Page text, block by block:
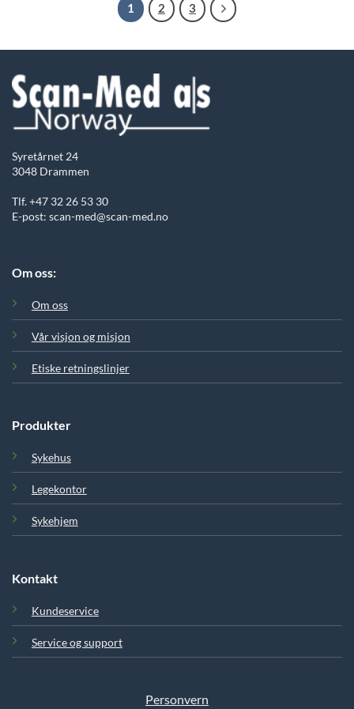
1 2 3
Syretårnet 24
3048 Drammen
Tlf. +47 32 26 53 30
E-post: scan-med@scan-med.no
Om oss:
Om oss
Vår visjon og misjon
Etiske retningslinjer
Produkter
Sykehus
Legekontor
Sykehjem
Kontakt
Kundeservice
Service og support
Personvern